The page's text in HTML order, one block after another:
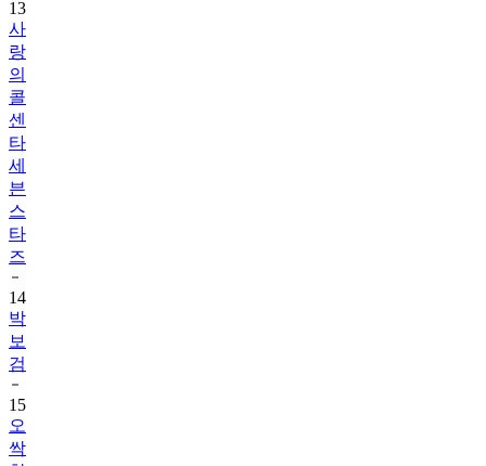
랑
의
콜
센
타
세
븐
스
타
즈
14
박
보
검
15
오
싹
한
연